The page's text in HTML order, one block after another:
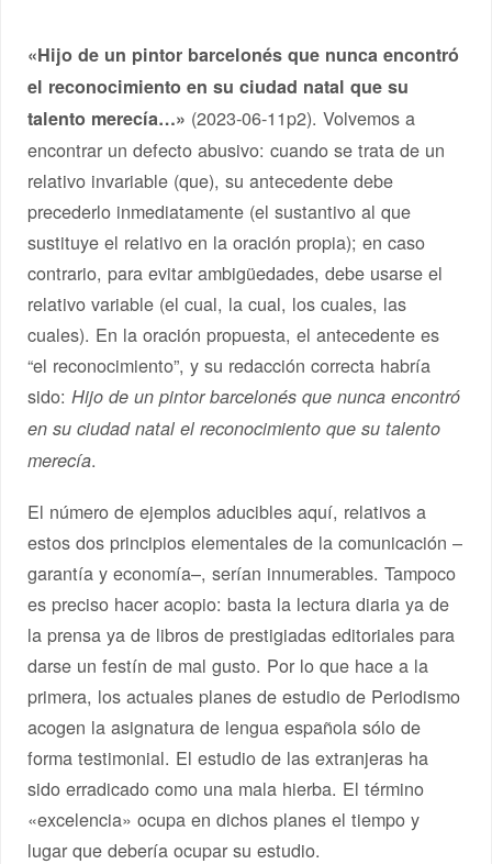
«Hijo de un pintor barcelonés que nunca encontró
el reconocimiento en su ciudad natal que su
talento merecía…» (2023-06-11p2). Volvemos a
encontrar un defecto abusivo: cuando se trata de un
relativo invariable (que), su antecedente debe
precederlo inmediatamente (el sustantivo al que
sustituye el relativo en la oración propia); en caso
contrario, para evitar ambigüedades, debe usarse el
relativo variable (el cual, la cual, los cuales, las
cuales). En la oración propuesta, el antecedente es
“el reconocimiento”, y su redacción correcta habría
sido:Hijo de un pintor barcelonés que nunca encontró
en su ciudad natal el reconocimiento que su talento
merecía.
El número de ejemplos aducibles aquí, relativos a
estos dos principios elementales de la comunicación –
garantía y economía–, serían innumerables. Tampoco
es preciso hacer acopio: basta la lectura diaria ya de
la prensa ya de libros de prestigiadas editoriales para
darse un festín de mal gusto. Por lo que hace a la
primera, los actuales planes de estudio de Periodismo
acogen la asignatura de lengua española sólo de
forma testimonial. El estudio de las extranjeras ha
sido erradicado como una mala hierba. El término
«excelencia» ocupa en dichos planes el tiempo y
lugar que debería ocupar su estudio.